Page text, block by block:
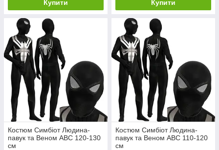
Купити Купити
Костюм Симбіот Людина-
павук та Веном ABC 120-130
см
Костюм Симбіот Людина-
павук та Веном ABC 110-120
см